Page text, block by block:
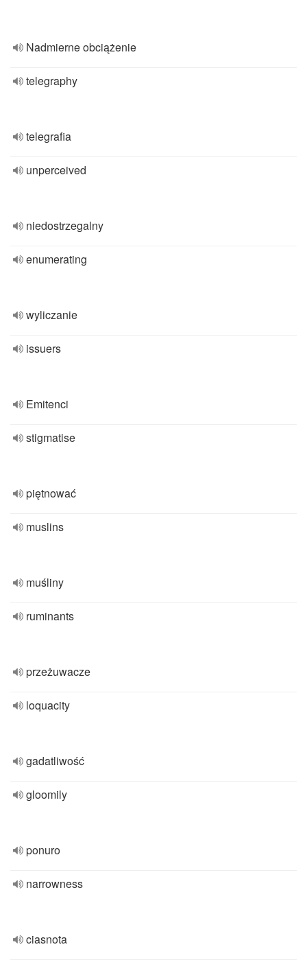
Nadmierne obciążenie
telegraphy
telegrafia
unperceived
niedostrzegalny
enumerating
wyliczanie
issuers
Emitenci
stigmatise
piętnować
muslins
muśliny
ruminants
przeżuwacze
loquacity
gadatliwość
gloomily
ponuro
narrowness
ciasnota